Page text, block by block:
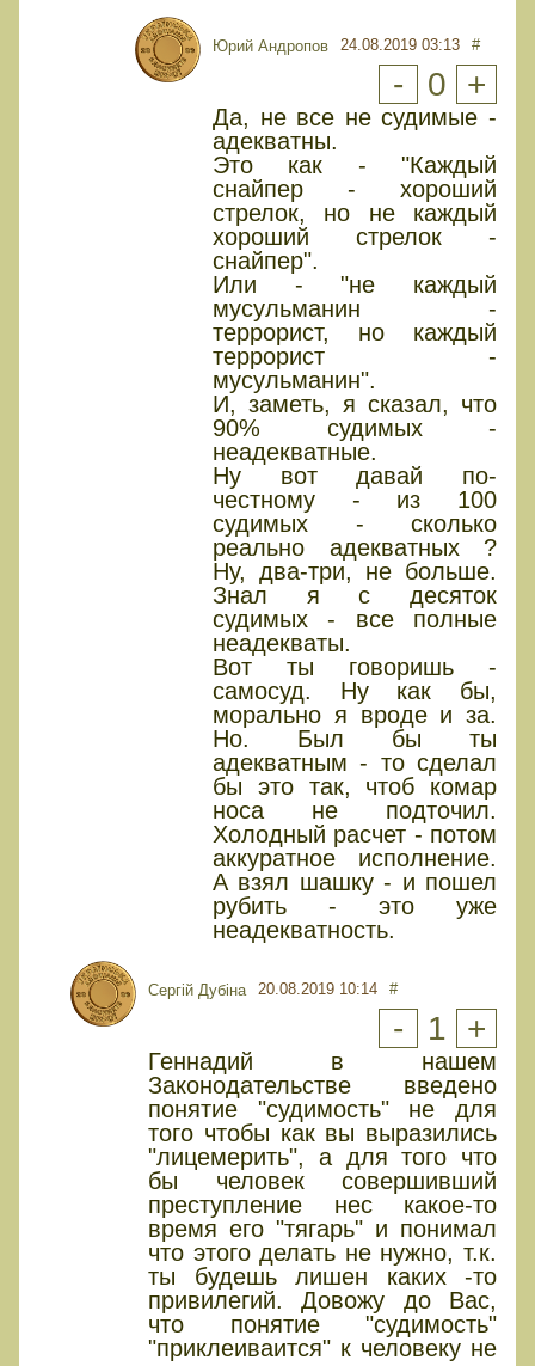
Юрий Андропов 24.08.2019 03:13 #
- 0 +
Да, не все не судимые -
адекватны.
Это как - "Каждый
снайпер - хороший
стрелок, но не каждый
хороший стрелок -
снайпер".
Или - "не каждый
мусульманин -
террорист, но каждый
террорист -
мусульманин".
И, заметь, я сказал, что
90% судимых -
неадекватные.
Ну вот давай по-
честному - из 100
судимых - сколько
реально адекватных ?
Ну, два-три, не больше.
Знал я с десяток
судимых - все полные
неадекваты.
Вот ты говоришь -
самосуд. Ну как бы,
морально я вроде и за.
Но. Был бы ты
адекватным - то сделал
бы это так, чтоб комар
носа не подточил.
Холодный расчет - потом
аккуратное исполнение.
А взял шашку - и пошел
рубить - это уже
неадекватность.
Сергій Дубіна 20.08.2019 10:14 #
- 1 +
Геннадий в нашем
Законодательстве введено
понятие "судимость" не для
того чтобы как вы выразились
"лицемерить", а для того что
бы человек совершивший
преступление нес какое-то
время его "тягарь" и понимал
что этого делать не нужно, т.к.
ты будешь лишен каких -то
привилегий. Довожу до Вас,
что понятие "судимость"
"приклеиваится" к человеку не